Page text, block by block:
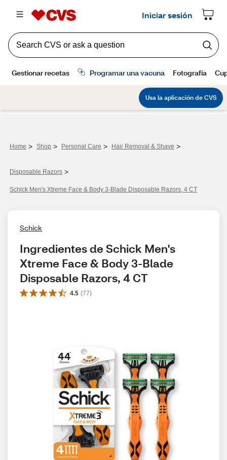
Home > Shop > Personal Care > Hair Removal & Shave >
Disposable Razors >
Schick Men's Xtreme Face & Body 3-Blade Disposable Razors, 4 CT
Schick
Ingredientes de Schick Men's
Xtreme Face & Body 3-Blade
Disposable Razors, 4 CT
4.5 (77)